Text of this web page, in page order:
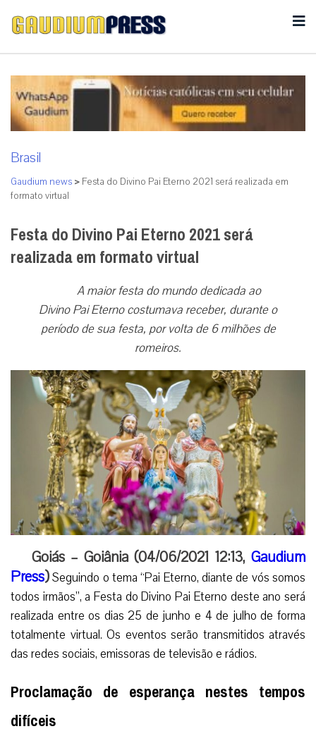
Brasil
Gaudium news > Festa do Divino Pai Eterno 2021 será realizada em
formato virtual
Festa do Divino Pai Eterno 2021 será
realizada em formato virtual
A maior festa do mundo dedicada ao
Divino Pai Eterno costumava receber, durante o
período de sua festa, por volta de 6 milhões de
romeiros.
Goiás – Goiânia (04/06/2021 12:13, Gaudium
Press)Seguindo o tema “Pai Eterno, diante de vós somos
todos irmãos”, a Festa do Divino Pai Eterno deste ano será
realizada entre os dias 25 de junho e 4 de julho de forma
totalmente virtual. Os eventos serão transmitidos através
das redes sociais, emissoras de televisão e rádios.
Proclamação de esperança nestes tempos
difíceis